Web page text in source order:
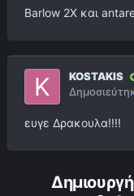
Barlow 2X και
KOSTAKIS
ευγε Δρακουλα!!!!